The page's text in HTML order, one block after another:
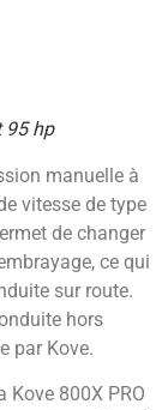
95 hp
manuelle à
vitesse de type
de changer
ce qui
sur route.
hors
par Kove.
800X PRO